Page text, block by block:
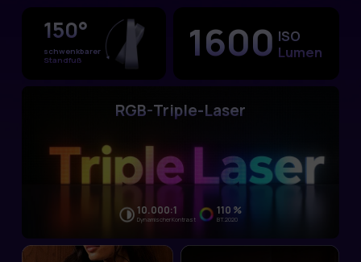
1600 ISO
Lumen
150°
schwenkbarer
Standfuß
RGB-Triple-Laser
10.000:1
Dynamischer Kontrast
110 %
BT.2020